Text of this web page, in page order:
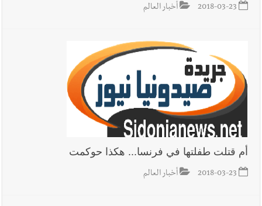
2018-03-23 أخبار العالم
أم قتلت طفلتها في فرنسا... هكذا حوكمت
2018-03-23 أخبار العالم